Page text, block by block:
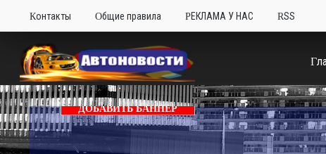
Контакты Общие правила РЕКЛАМА У НАС RSS
ДОБАВИТЬ БАННЕР